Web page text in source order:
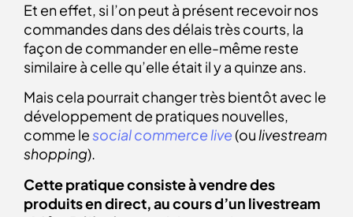
Et en effet, si l’on peut à présent recevoir nos
commandes dans des délais très courts, la
façon de commander en elle-même reste
similaire à celle qu’elle était il y a quinze ans.
Mais cela pourrait changer très bientôt avec le
développement de pratiques nouvelles,
comme lesocial commerce live(ou livestream
shopping).
Cette pratique consiste à vendre des
produits en direct, au cours d’un livestream